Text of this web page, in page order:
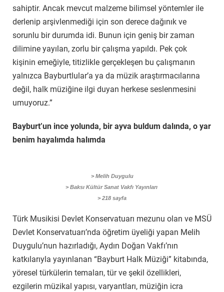
sahiptir. Ancak mevcut malzeme bilimsel yöntemler ile
derlenip arşivlenmediği için son derece dağınık ve
sorunlu bir durumda idi. Bunun için geniş bir zaman
dilimine yayılan, zorlu bir çalışma yapıldı. Pek çok
kişinin emeğiyle, titizlikle gerçekleşen bu çalışmanın
yalnızca Bayburtlular’a ya da müzik araştırmacılarına
değil, halk müziğine ilgi duyan herkese seslenmesini
umuyoruz.”
Bayburt’un ince yolunda, bir ayva buldum dalında, o yar
benim hayalımda halımda
> Melih Duygulu
> Baksı Kültür Sanat Vakfı Yayınları
> 218 sayfa
Türk Musikisi Devlet Konservatuarı mezunu olan ve MSÜ
Devlet Konservatuarı’nda öğretim üyeliği yapan Melih
Duygulu’nun hazırladığı, Aydın Doğan Vakfı’nın
katkılarıyla yayınlanan “Bayburt Halk Müziği” kitabında,
yöresel türkülerin temaları, tür ve şekil özellikleri,
ezgilerin müzikal yapısı, varyantları, müziğin icra